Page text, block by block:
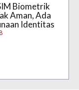
Biometrik
Aman, Ada
Identitas